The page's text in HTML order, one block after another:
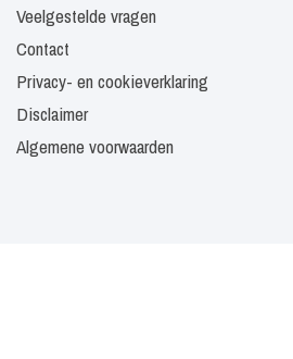
Veelgestelde vragen
Contact
Privacy- en cookieverklaring
Disclaimer
Algemene voorwaarden